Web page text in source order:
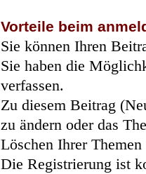
Vorteile beim
Sie können Ihren
Sie haben die
verfassen.
Zu diesem Beitrag
zu ändern oder das
Löschen Ihrer
Die Registrierung ist